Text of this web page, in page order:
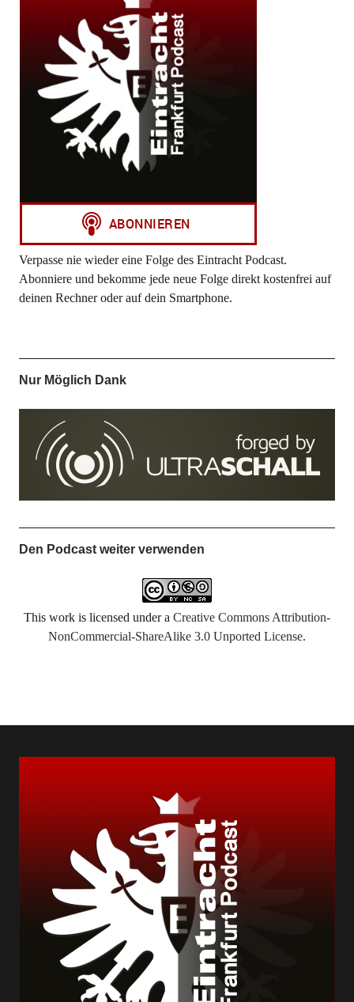
Verpasse nie wieder eine Folge des Eintracht Podcast.
Abonniere und bekomme jede neue Folge direkt kostenfrei auf
deinen Rechner oder auf dein Smartphone.
Nur Möglich Dank
Den Podcast weiter verwenden
This work is licensed under a Creative Commons Attribution-
NonCommercial-ShareAlike 3.0 Unported License.